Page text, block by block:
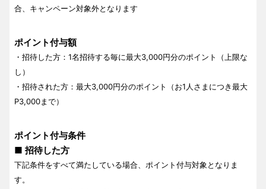
合、キャンペーン対象外となります
ポイント付与額
・招待した方：1名招待する毎に最大3,000円分のポイント（上限な
し）
・招待された方：最大3,000円分のポイント（お1人さまにつき最大
P3,000まで）
ポイント付与条件
■ 招待した方
下記条件をすべて満たしている場合、ポイント付与対象となりま
す。